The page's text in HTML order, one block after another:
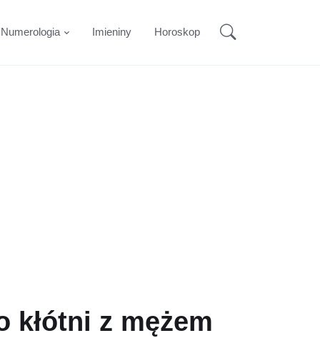
Numerologia Imieniny Horoskop
kłótni z mężem